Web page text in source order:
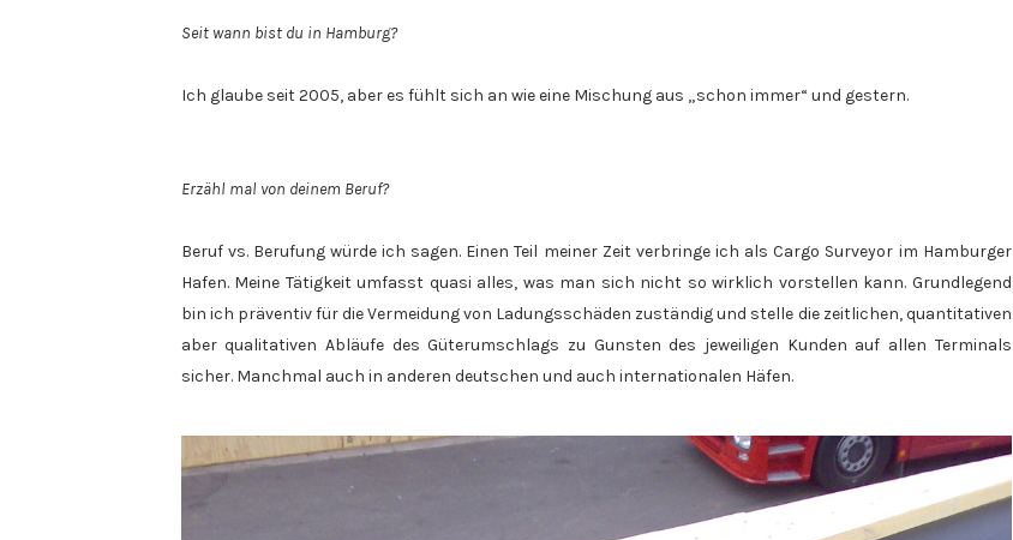
Seit wann bist du in Hamburg?
Ich glaube seit 2005, aber es fühlt sich an wie eine Mischung aus „schon immer“ und gestern.
Erzähl mal von deinem Beruf?
Beruf vs. Berufung würde ich sagen. Einen Teil meiner Zeit verbringe ich als Cargo Surveyor im Hamburger
Hafen. Meine Tätigkeit umfasst quasi alles, was man sich nicht so wirklich vorstellen kann. Grundlegend
bin ich präventiv für die Vermeidung von Ladungsschäden zuständig und stelle die zeitlichen, quantitativen
aber qualitativen Abläufe des Güterumschlags zu Gunsten des jeweiligen Kunden auf allen Terminals
sicher. Manchmal auch in anderen deutschen und auch internationalen Häfen.